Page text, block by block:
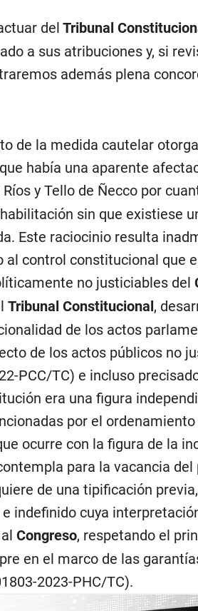
del Tribunal
a sus atribuciones y, si
además plena
de la medida cautelar
había una aparente
y Tello de Ñecco por
sin que existiese
Este raciocinio resulta
al control constitucional que
no justiciables del
Tribunal Constitucional,
de los actos
de los actos públicos no
PCC/TC) e incluso
era una figura
por el ordenamiento
ocurre con la figura de la
para la vacancia del
de una tipificación
indefinido cuya
Congreso, respetando el
en el marco de las
2023-PHC/TC).